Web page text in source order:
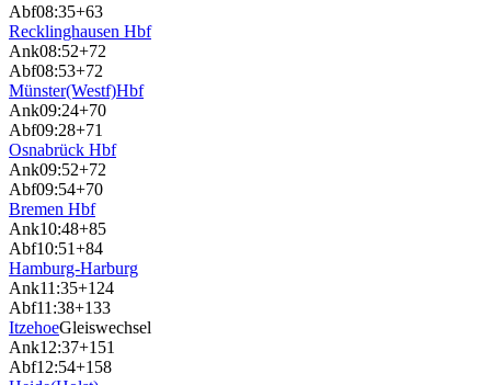
Abf08:35+63
Recklinghausen Hbf
Ank08:52+72
Abf08:53+72
Münster(Westf)Hbf
Ank09:24+70
Abf09:28+71
Osnabrück Hbf
Ank09:52+72
Abf09:54+70
Bremen Hbf
Ank10:48+85
Abf10:51+84
Hamburg-Harburg
Ank11:35+124
Abf11:38+133
ItzehoeGleiswechsel
Ank12:37+151
Abf12:54+158